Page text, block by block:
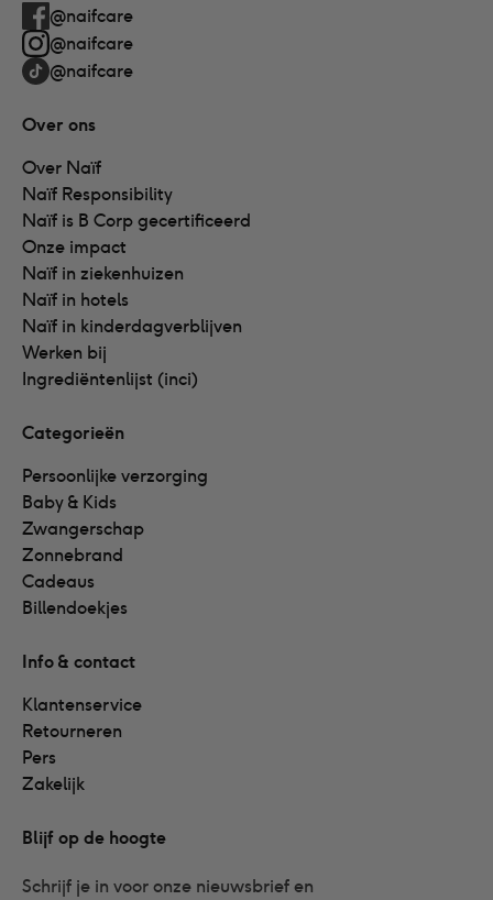
@naifcare
@naifcare
@naifcare
Over ons
Over Naïf
Naïf Responsibility
Naïf is B Corp gecertificeerd
Onze impact
Naïf in ziekenhuizen
Naïf in hotels
Naïf in kinderdagverblijven
Werken bij
Ingrediëntenlijst (inci)
Categorieën
Persoonlijke verzorging
Baby & Kids
Zwangerschap
Zonnebrand
Cadeaus
Billendoekjes
Info & contact
Klantenservice
Retourneren
Pers
Zakelijk
Blijf op de hoogte
Schrijf je in voor onze nieuwsbrief en